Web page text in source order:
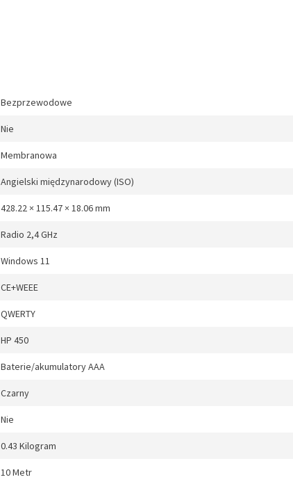
Bezprzewodowe
Nie
Membranowa
Angielski międzynarodowy (ISO)
428.22 × 115.47 × 18.06 mm
Radio 2,4 GHz
Windows 11
CE+WEEE
QWERTY
HP 450
Baterie/akumulatory AAA
Czarny
Nie
0.43 Kilogram
10 Metr